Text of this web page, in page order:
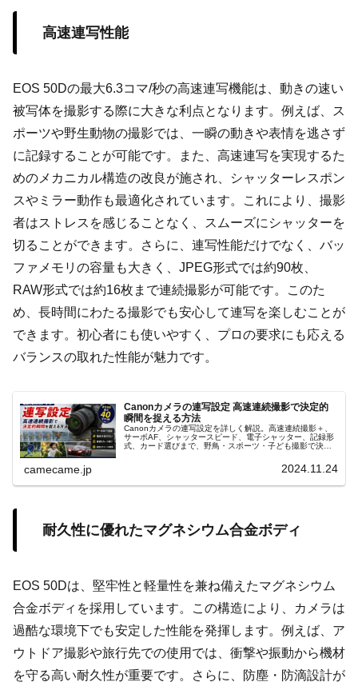
高速連写性能
EOS 50Dの最大6.3コマ/秒の高速連写機能は、動きの速い
被写体を撮影する際に大きな利点となります。例えば、ス
ポーツや野生動物の撮影では、一瞬の動きや表情を逃さず
に記録することが可能です。また、高速連写を実現するた
めのメカニカル構造の改良が施され、シャッターレスポン
スやミラー動作も最適化されています。これにより、撮影
者はストレスを感じることなく、スムーズにシャッターを
切ることができます。さらに、連写性能だけでなく、バッ
ファメモリの容量も大きく、JPEG形式では約90枚、
RAW形式では約16枚まで連続撮影が可能です。このた
め、長時間にわたる撮影でも安心して連写を楽しむことが
できます。初心者にも使いやすく、プロの要求にも応える
バランスの取れた性能が魅力です。
Canonカメラの連写設定 高速連続撮影で決定的
瞬間を捉える方法
Canonカメラの連写設定を詳しく解説。高速連続撮影＋、
サーボAF、シャッタースピード、電子シャッター、記録形
式、カード選びまで、野鳥・スポーツ・子ども撮影で決定
camecame.jp 2024.11.24
耐久性に優れたマグネシウム合金ボディ
EOS 50Dは、堅牢性と軽量性を兼ね備えたマグネシウム
合金ボディを採用しています。この構造により、カメラは
過酷な環境下でも安定した性能を発揮します。例えば、ア
ウトドア撮影や旅行先での使用では、衝撃や振動から機材
を守る高い耐久性が重要です。さらに、防塵・防滴設計が